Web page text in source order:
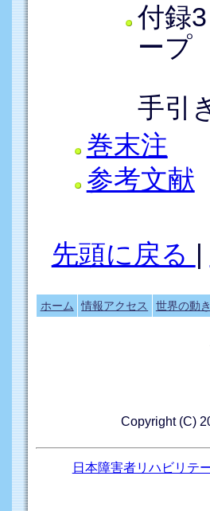
付録
ープ
支
手引
巻末注
参考文献
先頭に戻る |
ホーム 情報アクセス 世界の動き
Copyright (C)
日本障害者リハビリテ